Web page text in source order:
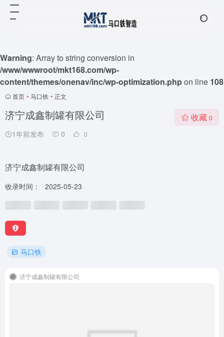
Warning: Array to string conversion in
/www/wwwroot/mkt168.com/wp-
content/themes/onenav/inc/wp-optimization.phpon line 108
首页 • 马口铁 • 正文
济宁成鑫制罐有限公司
1年前发布 0 0
收藏 0
济宁成鑫制罐有限公司
收录时间： 2025-05-23
马口铁
济宁成鑫制罐有限公司